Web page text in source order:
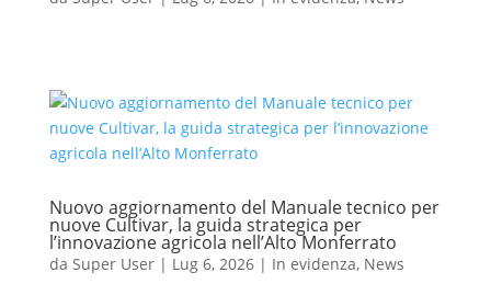
Nuovo aggiornamento del Manuale tecnico per
nuove Cultivar, la guida strategica per
l’innovazione agricola nell’Alto Monferrato
da Super User| Lug 6, 2026| In evidenza, News